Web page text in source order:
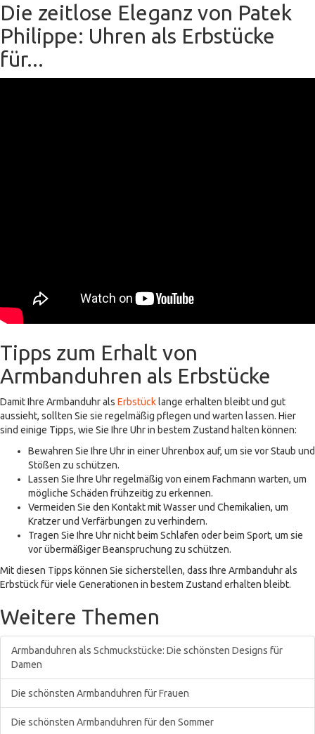
Die zeitlose Eleganz von Patek
Philippe: Uhren als Erbstücke
für...
Tipps zum Erhalt von
Armbanduhren als Erbstücke
Damit Ihre Armbanduhr als Erbstück lange erhalten bleibt und gut
aussieht, sollten Sie sie regelmäßig pflegen und warten lassen. Hier
sind einige Tipps, wie Sie Ihre Uhr in bestem Zustand halten können:
Bewahren Sie Ihre Uhr in einer Uhrenbox auf, um sie vor Staub und
Stößen zu schützen.
Lassen Sie Ihre Uhr regelmäßig von einem Fachmann warten, um
mögliche Schäden frühzeitig zu erkennen.
Vermeiden Sie den Kontakt mit Wasser und Chemikalien, um
Kratzer und Verfärbungen zu verhindern.
Tragen Sie Ihre Uhr nicht beim Schlafen oder beim Sport, um sie
vor übermäßiger Beanspruchung zu schützen.
Mit diesen Tipps können Sie sicherstellen, dass Ihre Armbanduhr als
Erbstück für viele Generationen in bestem Zustand erhalten bleibt.
Weitere Themen
Armbanduhren als Schmuckstücke: Die schönsten Designs für
Damen
Die schönsten Armbanduhren für Frauen
Die schönsten Armbanduhren für den Sommer